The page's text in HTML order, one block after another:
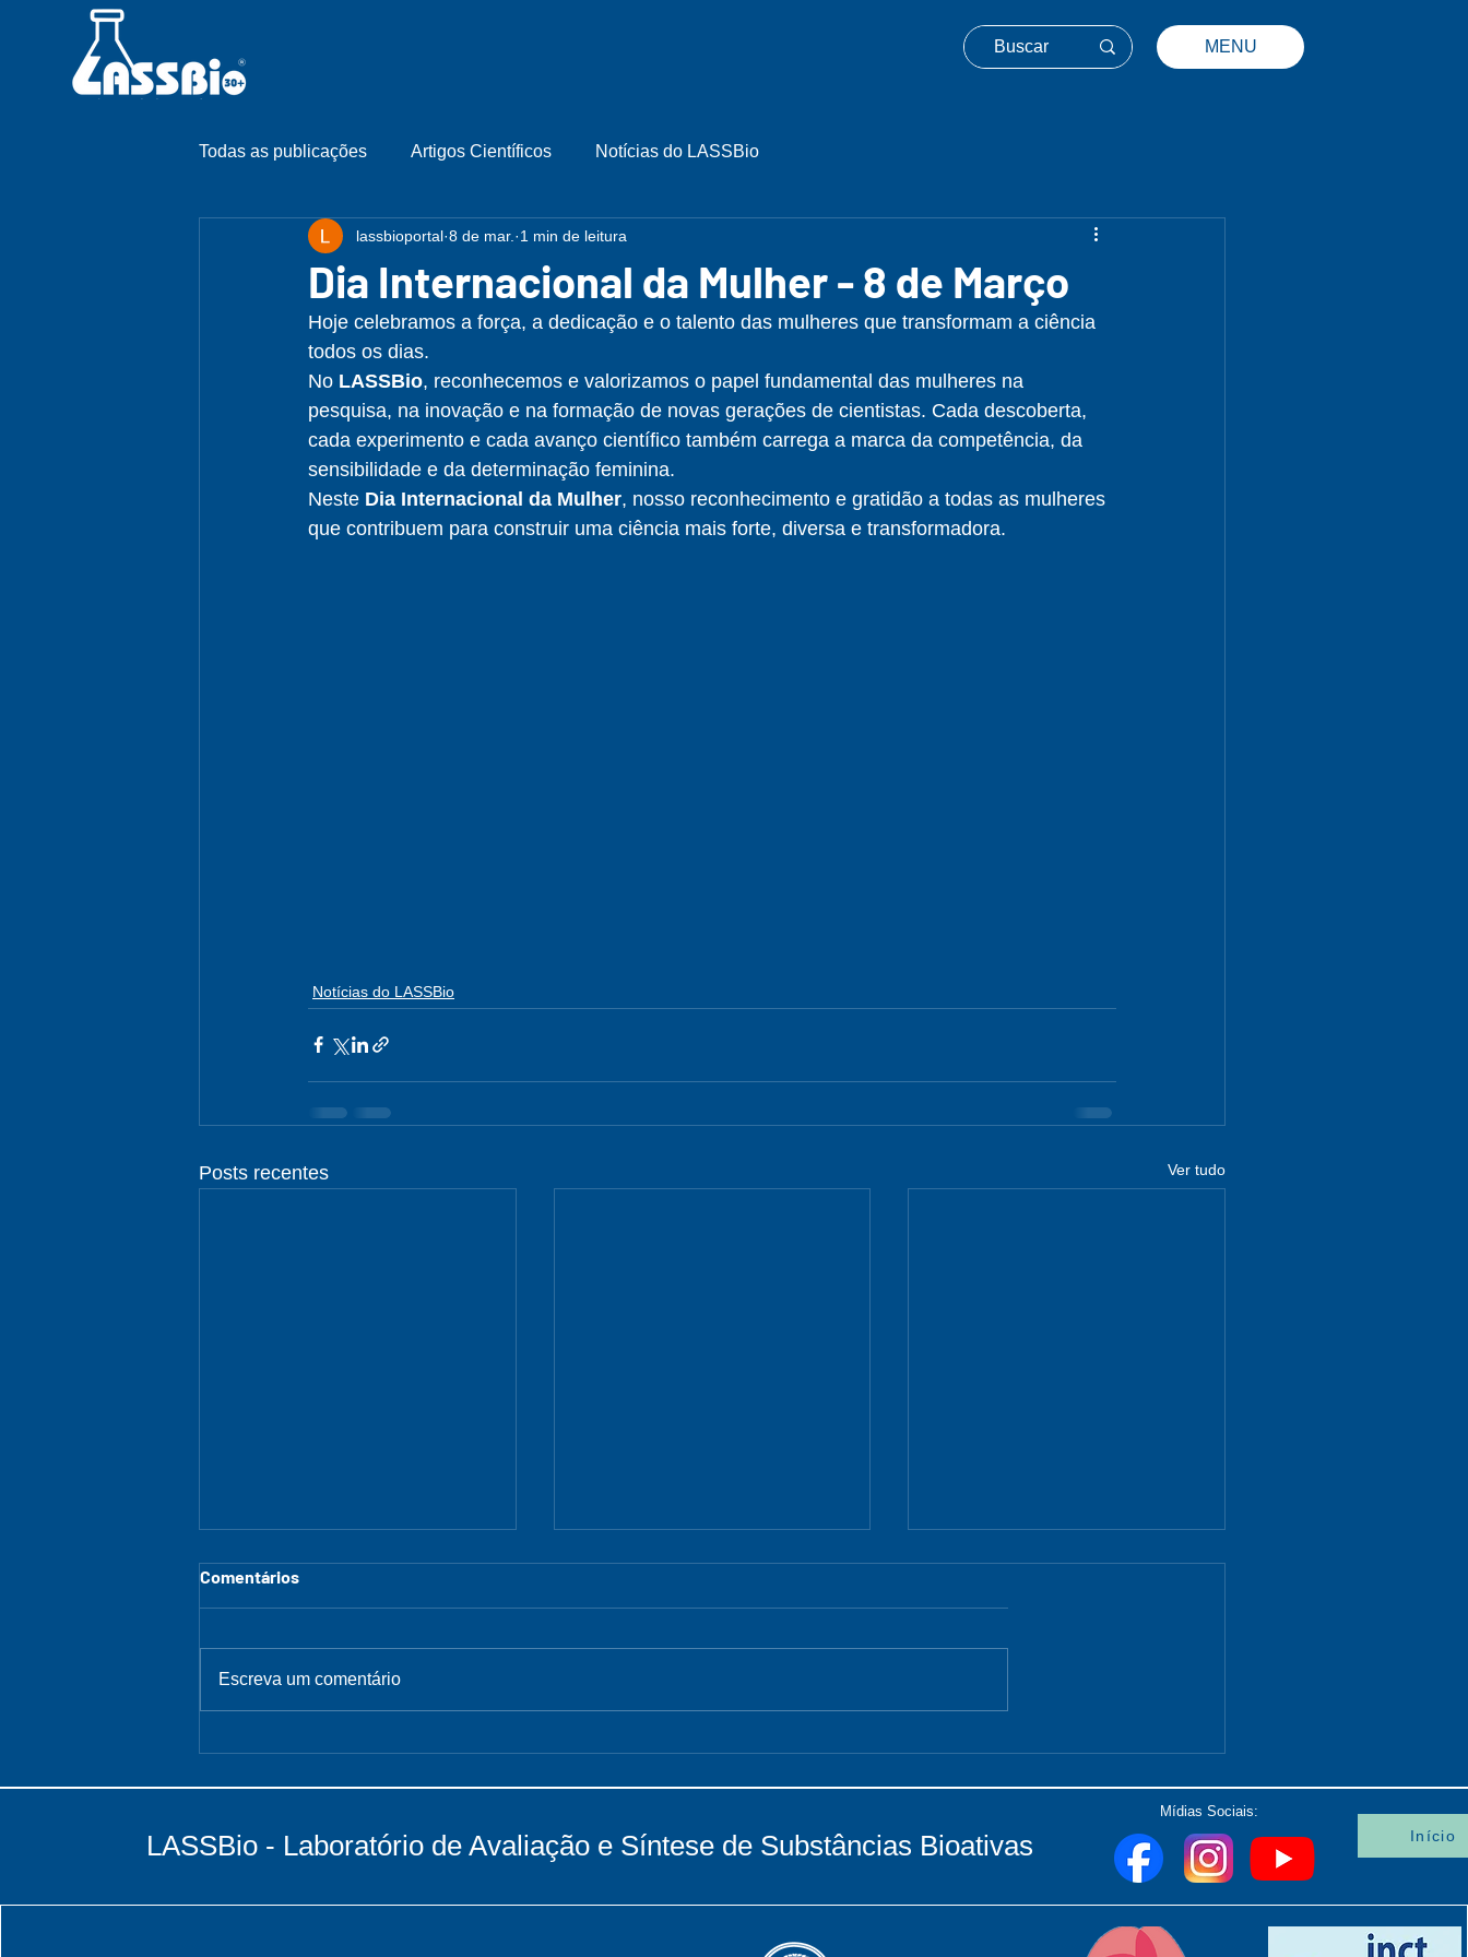
MENU
Todas as publicações Artigos Científicos Notícias do LASSBio
Dia Internacional da Mulher - 8 de Março
lassbioportal 8 de mar. 1 min de leitura
Hoje celebramos a força, a dedicação e o talento das mulheres que transformam a ciência
todos os dias.
No LASSBio, reconhecemos e valorizamos o papel fundamental das mulheres na
pesquisa, na inovação e na formação de novas gerações de cientistas. Cada descoberta,
cada experimento e cada avanço científico também carrega a marca da competência, da
sensibilidade e da determinação feminina.
Neste Dia Internacional da Mulher, nosso reconhecimento e gratidão a todas as mulheres
que contribuem para construir uma ciência mais forte, diversa e transformadora.
Notícias do LASSBio
Posts recentes Ver tudo
Arraiá do LASSBio
Seminário I
Comentários
Escreva um comentário
Mídias Sociais:
LASSBio - Laboratório de Avaliação e Síntese de Substâncias Bioativas Início